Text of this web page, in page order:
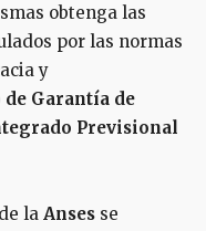
obtenga las
por las normas
y
de Garantía de
Previsional
la Anses se